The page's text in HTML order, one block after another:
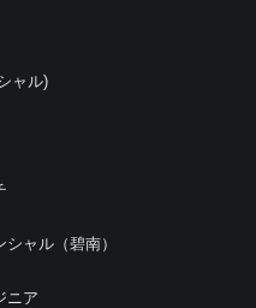
ャル)
ャル（碧南）
ニア